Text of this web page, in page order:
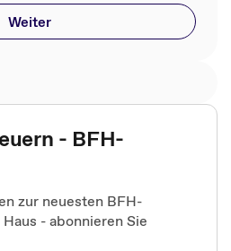
Weiter
- BFH-
zur neuesten BFH-
- abonnieren Sie